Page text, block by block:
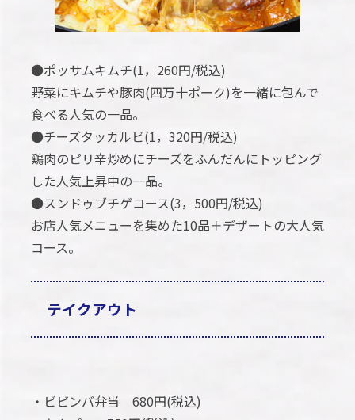
●ポッサムキムチ(1，260円/税込)
野菜にキムチや豚肉(四万十ポーク)を一緒に包んで
食べる人気の一品。
●チーズタッカルビ(1，320円/税込)
鶏肉のピリ辛炒めにチーズをふんだんにトッピング
した人気上昇中の一品。
●スンドゥブチゲコース(3，500円/税込)
お店人気メニューを集めた10品＋デザートの大人気
コース。
テイクアウト
・ビビンバ弁当 680円(税込)